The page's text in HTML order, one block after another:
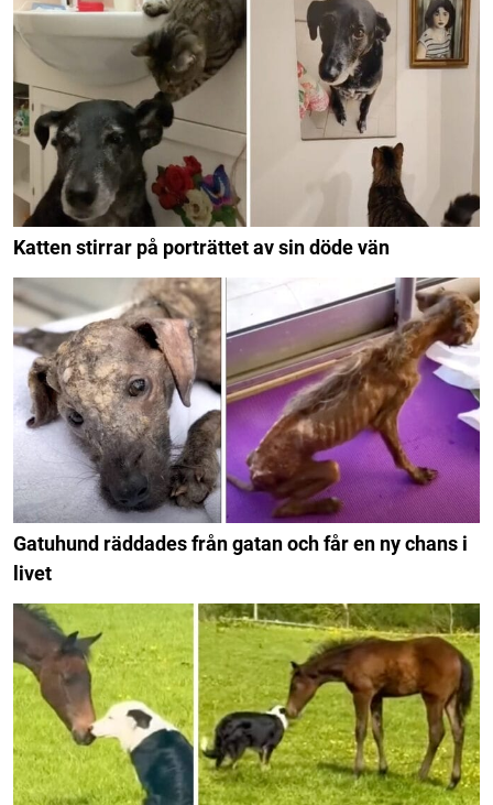
Katten stirrar på porträttet av sin döde vän
Gatuhund räddades från gatan och får en ny chans i
livet